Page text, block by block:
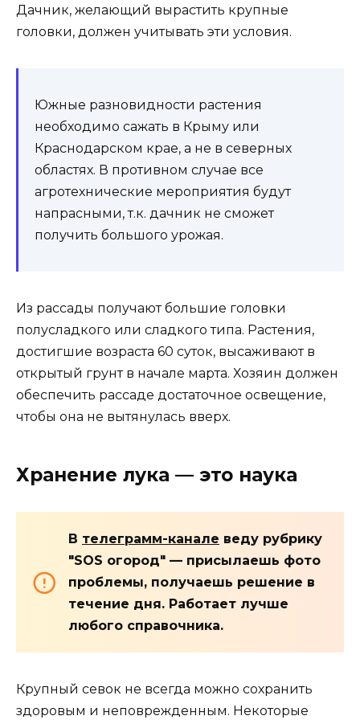
Дачник, желающий вырастить крупные
головки, должен учитывать эти условия.
Южные разновидности растения
необходимо сажать в Крыму или
Краснодарском крае, а не в северных
областях. В противном случае все
агротехнические мероприятия будут
напрасными, т.к. дачник не сможет
получить большого урожая.
Из рассады получают большие головки
полусладкого или сладкого типа. Растения,
достигшие возраста 60 суток, высаживают в
открытый грунт в начале марта. Хозяин должен
обеспечить рассаде достаточное освещение,
чтобы она не вытянулась вверх.
Хранение лука — это наука
В телеграмм-канале веду рубрику
"SOS огород" — присылаешь фото
проблемы, получаешь решение в
течение дня. Работает лучше
любого справочника.
Крупный севок не всегда можно сохранить
здоровым и неповрежденным. Некоторые